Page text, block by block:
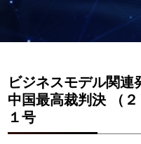
ビジネスモデル関連
中国最高裁判決 （
１号